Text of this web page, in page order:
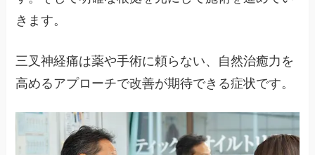
きます。
三叉神経痛は薬や手術に頼らない、自然治癒力を
高めるアプローチで改善が期待できる症状です。